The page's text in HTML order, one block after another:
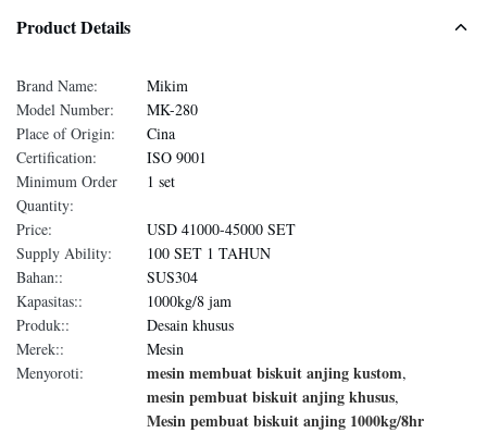
Product Details
Brand Name:
Mikim
Model Number:
MK-280
Place of Origin:
Cina
Certification:
ISO 9001
Minimum Order
Quantity:
1 set
Price:
USD 41000-45000 SET
Supply Ability:
100 SET 1 TAHUN
Bahan::
SUS304
Kapasitas::
1000kg/8 jam
Produk::
Desain khusus
Merek::
Mesin
Menyoroti:
mesin membuat biskuit anjing kustom,
mesin pembuat biskuit anjing khusus,
Mesin pembuat biskuit anjing 1000kg/8hr